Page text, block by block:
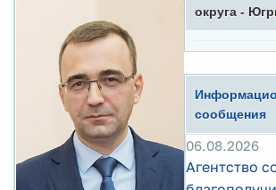
округа -
сообщения
06.08.2026
Агентство